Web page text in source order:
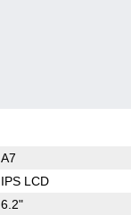
A7
IPS LCD
6.2"